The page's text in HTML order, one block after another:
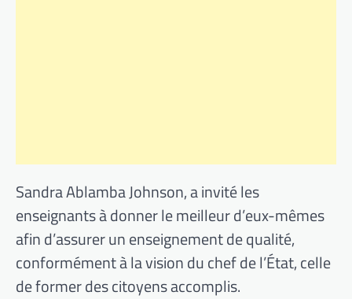
Sandra Ablamba Johnson, a invité les
enseignants à donner le meilleur d’eux-mêmes
afin d’assurer un enseignement de qualité,
conformément à la vision du chef de l’État, celle
de former des citoyens accomplis.